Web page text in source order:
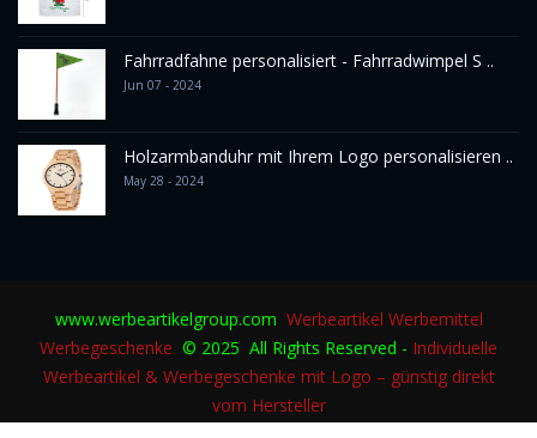
Fahrradfahne personalisiert - Fahrradwimpel S ..
Jun 07 - 2024
Holzarmbanduhr mit Ihrem Logo personalisieren ..
May 28 - 2024
www.werbeartikelgroup.com Werbeartikel Werbemittel
Werbegeschenke © 2025 All Rights Reserved - Individuelle
Werbeartikel & Werbegeschenke mit Logo – günstig direkt
vom Hersteller